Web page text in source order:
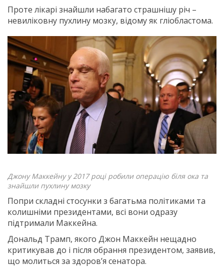
Проте лікарі знайшли набагато страшнішу річ –
невиліковну пухлину мозку, відому як гліобластома.
Джону Маккейну у 2017 році робили операцію біля ока та
знайшли пухлину мозку
Попри складні стосунки з багатьма політиками та
колишніми президентами, всі вони одразу
підтримали Маккейна.
Дональд Трамп, якого Джон Маккейн нещадно
критикував до і після обрання президентом, заявив,
що молиться за здоров’я сенатора.